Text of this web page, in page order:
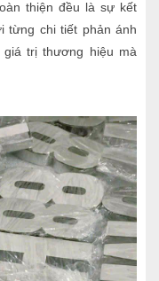
thiện đều là sự kết
từng chi tiết phản ánh
trị thương hiệu mà